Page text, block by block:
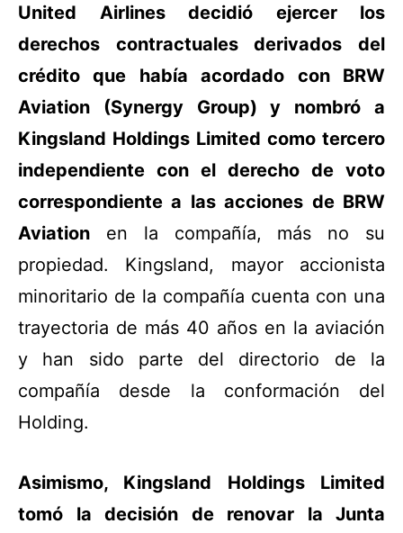
United Airlines decidió ejercer los
derechos contractuales derivados del
crédito que había acordado con BRW
Aviation (Synergy Group) y nombró a
Kingsland Holdings Limited como tercero
independiente con el derecho de voto
correspondiente a las acciones de BRW
Aviation en la compañía, más no su
propiedad. Kingsland, mayor accionista
minoritario de la compañía cuenta con una
trayectoria de más 40 años en la aviación
y han sido parte del directorio de la
compañía desde la conformación del
Holding.
Asimismo, Kingsland Holdings Limited
tomó la decisión de renovar la Junta